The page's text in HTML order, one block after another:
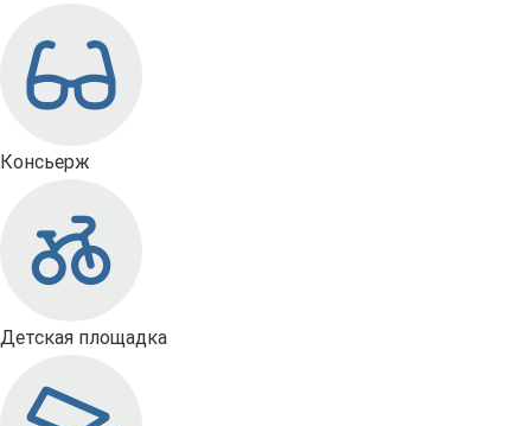
Консьерж
Детская площадка